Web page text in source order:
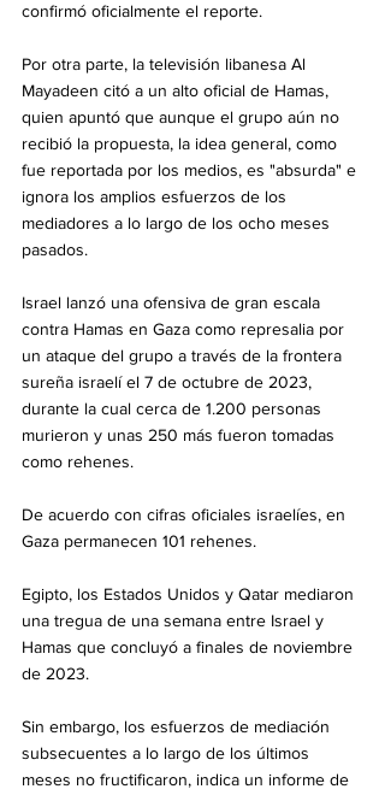
confirmó oficialmente el reporte.
Por otra parte, la televisión libanesa Al
Mayadeen citó a un alto oficial de Hamas,
quien apuntó que aunque el grupo aún no
recibió la propuesta, la idea general, como
fue reportada por los medios, es "absurda" e
ignora los amplios esfuerzos de los
mediadores a lo largo de los ocho meses
pasados.
Israel lanzó una ofensiva de gran escala
contra Hamas en Gaza como represalia por
un ataque del grupo a través de la frontera
sureña israelí el 7 de octubre de 2023,
durante la cual cerca de 1.200 personas
murieron y unas 250 más fueron tomadas
como rehenes.
De acuerdo con cifras oficiales israelíes, en
Gaza permanecen 101 rehenes.
Egipto, los Estados Unidos y Qatar mediaron
una tregua de una semana entre Israel y
Hamas que concluyó a finales de noviembre
de 2023.
Sin embargo, los esfuerzos de mediación
subsecuentes a lo largo de los últimos
meses no fructificaron, indica un informe de